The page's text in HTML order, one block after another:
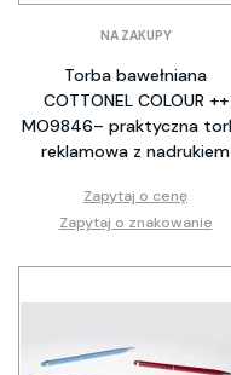
NA ZAKUPY
Torba bawełniana
COTTONEL COLOUR ++
MO9846– praktyczna
reklamowa z nadrukiem
Zapytaj o cenę
Zapytaj o znakowanie